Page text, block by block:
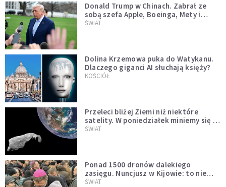
Donald Trump w Chinach. Zabrał ze
sobą szefa Apple, Boeinga, Mety i
Muska
ŚWIAT
Dolina Krzemowa puka do Watykanu.
Dlaczego giganci AI słuchają księży?
KOŚCIÓŁ
Przeleci bliżej Ziemi niż niektóre
satelity. W poniedziałek miniemy się z
asteroidą, która poprzedzi znacznie
ŚWIAT
Ponad 1500 dronów dalekiego
zasięgu. Nuncjusz w Kijowie: to nie
wygląda na wolę zakończenia wojny
ŚWIAT